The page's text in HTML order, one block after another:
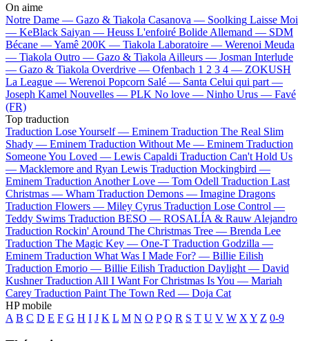
On aime
Notre Dame — Gazo & Tiakola Casanova — Soolking Laisse Moi
— KeBlack Saiyan — Heuss L'enfoiré Bolide Allemand — SDM
Bécane —Yamê 200K — Tiakola Laboratoire — Werenoi Meuda
— Tiakola Outro — Gazo & Tiakola Ailleurs — Josman Interlude
— Gazo & Tiakola Overdrive — Ofenbach 1 2 3 4 — ZOKUSH
La League — Werenoi Popcorn Salé — Santa Celui qui part —
Joseph Kamel Nouvelles — PLK No love — Ninho Urus — Favé
(FR)
Top traduction
Traduction Lose Yourself — Eminem Traduction The Real Slim
Shady — Eminem Traduction Without Me — Eminem Traduction
Someone You Loved — Lewis Capaldi Traduction Can't Hold Us
— Macklemore and Ryan Lewis Traduction Mockingbird —
Eminem Traduction Another Love — Tom Odell Traduction Last
Christmas — Wham Traduction Demons — Imagine Dragons
Traduction Flowers — Miley Cyrus Traduction Lose Control —
Teddy Swims Traduction BESO — ROSALÍA & Rauw Alejandro
Traduction Rockin' Around The Christmas Tree — Brenda Lee
Traduction The Magic Key — One-T Traduction Godzilla —
Eminem Traduction What Was I Made For? — Billie Eilish
Traduction Emorio — Billie Eilish Traduction Daylight — David
Kushner Traduction All I Want For Christmas Is You — Mariah
Carey Traduction Paint The Town Red — Doja Cat
HP mobile
A B C D E F G H I J K L M N O P Q R S T U V W X Y Z 0-9